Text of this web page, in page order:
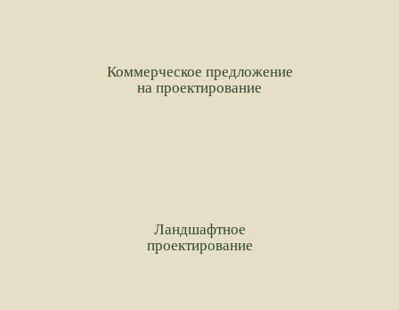
Коммерческое предложение
на проектирование
Ландшафтное
проектирование